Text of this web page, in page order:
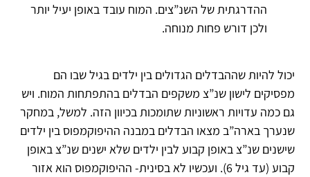
ההדרגתית של השנ”צים. המוח עובד באופן יעיל יותר
ולכן דורש פחות מנוחה.
יכול להיות שההבדלים הגדולים בין ילדים בגיל שבו הם
מפסיקים לישון שנ”צ משקפים הבדלים בהתפתחות המוח. ויש
גם כמה עדויות ראשוניות שתומכות בכיוון הזה. למשל, במחקר
שנערך בארה”ב מצאו הבדלים במבנה ההיפוקמפוס בין ילדים
שישנים שנ”צ באופן קבוע לבין ילדים שלא ישנים שנ”צ באופן
קבוע (עד גיל 6). ועכשיו לא בסינית- ההיפוקמפוס הוא אזור